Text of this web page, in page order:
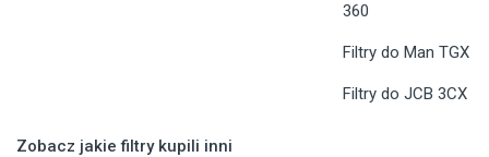
360
Filtry do Man TGX
Filtry do JCB 3CX
Zobacz jakie filtry kupili inni